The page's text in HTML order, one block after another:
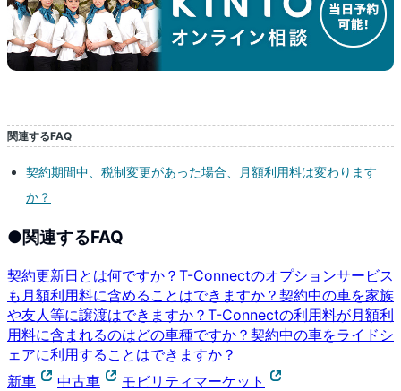
関連するFAQ
契約期間中、税制変更があった場合、月額利用料は変わります
か？
●関連するFAQ
契約更新日とは何ですか？ T-Connectのオプションサービス
も月額利用料に含めることはできますか？ 契約中の車を家族
や友人等に譲渡はできますか？ T-Connectの利用料が月額利
用料に含まれるのはどの車種ですか？ 契約中の車をライドシ
ェアに利用することはできますか？
新車
中古車 モビリティマーケット